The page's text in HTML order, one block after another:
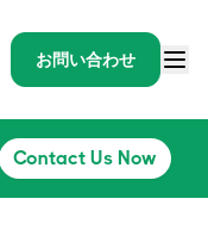
お問い合わせ
Contact Us Now